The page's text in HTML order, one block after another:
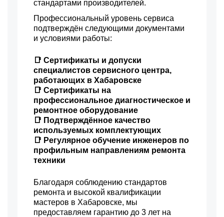
стандартами производителей.
Профессиональный уровень сервиса
подтверждён следующими документами
и условиями работы:
📑 Сертификаты и допуски
специалистов сервисного центра,
работающих в Хабаровске
📑 Сертификаты на
профессиональное диагностическое и
ремонтное оборудование
📑 Подтверждённое качество
используемых комплектующих
📑 Регулярное обучение инженеров по
профильным направлениям ремонта
техники
Благодаря соблюдению стандартов
ремонта и высокой квалификации
мастеров в Хабаровске, мы
предоставляем гарантию до 3 лет на